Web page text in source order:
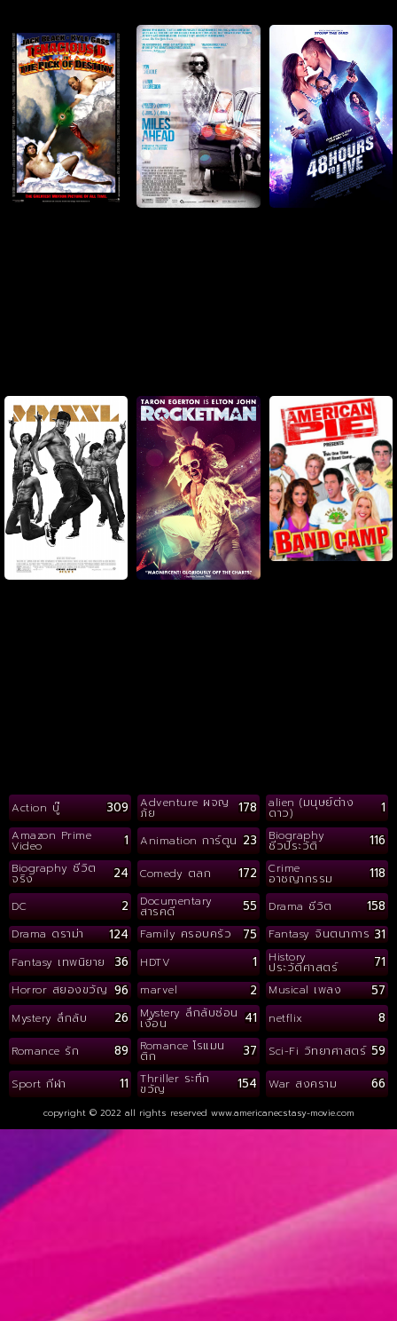
Action บู๊ 309 Adventure ผจญ
ภัย 178 alien (มนุษย์ต่าง
ดาว) 1
Amazon Prime
Video 1 Animation การ์ตูน 23 Biography
ชีวประวัติ 116
Biography ชีวิต
จริง 24 Comedy ตลก 172 Crime
อาชญากรรม 118
DC 2 Documentary
สารคดี 55 Drama ชีวิต 158
Drama ดราม่า 124 Family ครอบครัว 75 Fantasy จินตนาการ 31
Fantasy เทพนิยาย 36 HDTV 1 History
ประวัติศาสตร์ 71
Horror สยองขวัญ 96 marvel 2 Musical เพลง 57
Mystery ลึกลับ 26 Mystery ลึกลับซ่อน
เงื่อน 41 netflix 8
Romance รัก 89 Romance โรแมน
ติก 37 Sci-Fi วิทยาศาสตร์ 59
Sport กีฬา 11 Thriller ระทึก
ขวัญ 154 War สงคราม 66
copyright © 2022 all rights reserved www.americanecstasy-movie.com